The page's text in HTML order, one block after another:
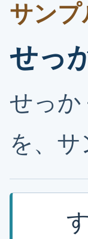
サンプ
せっ
せっか
を、